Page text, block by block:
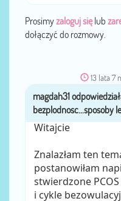
Prosimyzaloguj sięlub
dołączyć do rozmowy.
13 lata 7
przez
Witajcie
Znalazłam ten
postanowiłam
stwierdzone
i cykle